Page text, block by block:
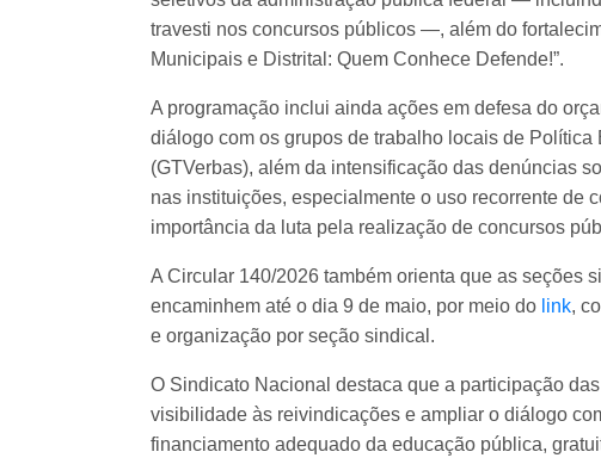
travesti nos concursos públicos —, além do
Municipais e Distrital: Quem Conhece Defende!”.
A programação inclui ainda ações em defesa do
diálogo com os grupos de trabalho locais de
(GTVerbas), além da intensificação das denúncias
nas instituições, especialmente o uso recorrente de
importância da luta pela realização de concursos
A Circular 140/2026 também orienta que as seções
encaminhem até o dia 9 de maio, por meio do link,
e organização por seção sindical.
O Sindicato Nacional destaca que a participação
visibilidade às reivindicações e ampliar o diálogo
financiamento adequado da educação pública,